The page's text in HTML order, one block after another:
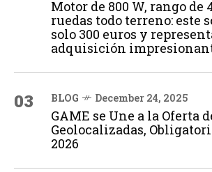
Motor de 800 W, rango de
ruedas todo terreno: este
solo 300 euros y
adquisición
03 BLOG December 24, 2025
GAME se Une a la Oferta
Geolocalizadas,
2026